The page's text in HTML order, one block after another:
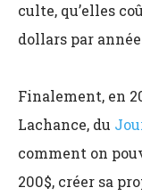
culte, qu’elles
dollars par
Finalement, en
Lachance, du
comment on
200$, créer sa